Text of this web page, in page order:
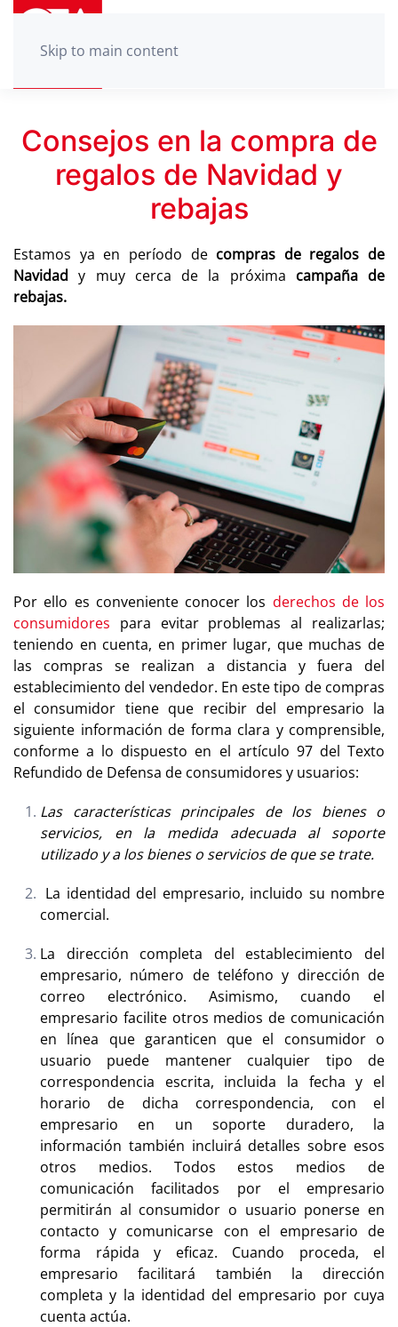
Skip to main content
Consejos en la compra de
regalos de Navidad y
rebajas
Estamos ya en período de compras de regalos de
Navidady muy cerca de la próxima campaña de
rebajas.
Por ello es conveniente conocer los derechos de los
consumidores para evitar problemas al realizarlas;
teniendo en cuenta, en primer lugar, que muchas de
las compras se realizan a distancia y fuera del
establecimiento del vendedor. En este tipo de compras
el consumidor tiene que recibir del empresario la
siguiente información de forma clara y comprensible,
conforme a lo dispuesto en el artículo 97 del Texto
Refundido de Defensa de consumidores y usuarios:
Las características principales de los bienes o
servicios, en la medida adecuada al soporte
utilizado y a los bienes o servicios de que se trate.
La identidad del empresario, incluido su nombre
comercial.
La dirección completa del establecimiento del
empresario, número de teléfono y dirección de
correo electrónico. Asimismo, cuando el
empresario facilite otros medios de comunicación
en línea que garanticen que el consumidor o
usuario puede mantener cualquier tipo de
correspondencia escrita, incluida la fecha y el
horario de dicha correspondencia, con el
empresario en un soporte duradero, la
información también incluirá detalles sobre esos
otros medios. Todos estos medios de
comunicación facilitados por el empresario
permitirán al consumidor o usuario ponerse en
contacto y comunicarse con el empresario de
forma rápida y eficaz. Cuando proceda, el
empresario facilitará también la dirección
completa y la identidad del empresario por cuya
cuenta actúa.